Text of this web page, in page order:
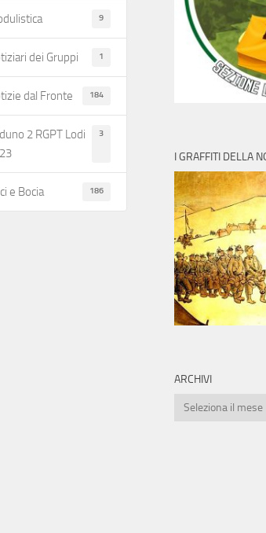
I GRAFFITI DELLA
ARCHIVI
Archivi
9
dei Gruppi 1
dal Fronte 184
2 RGPT Lodi
3
e Bocia 186